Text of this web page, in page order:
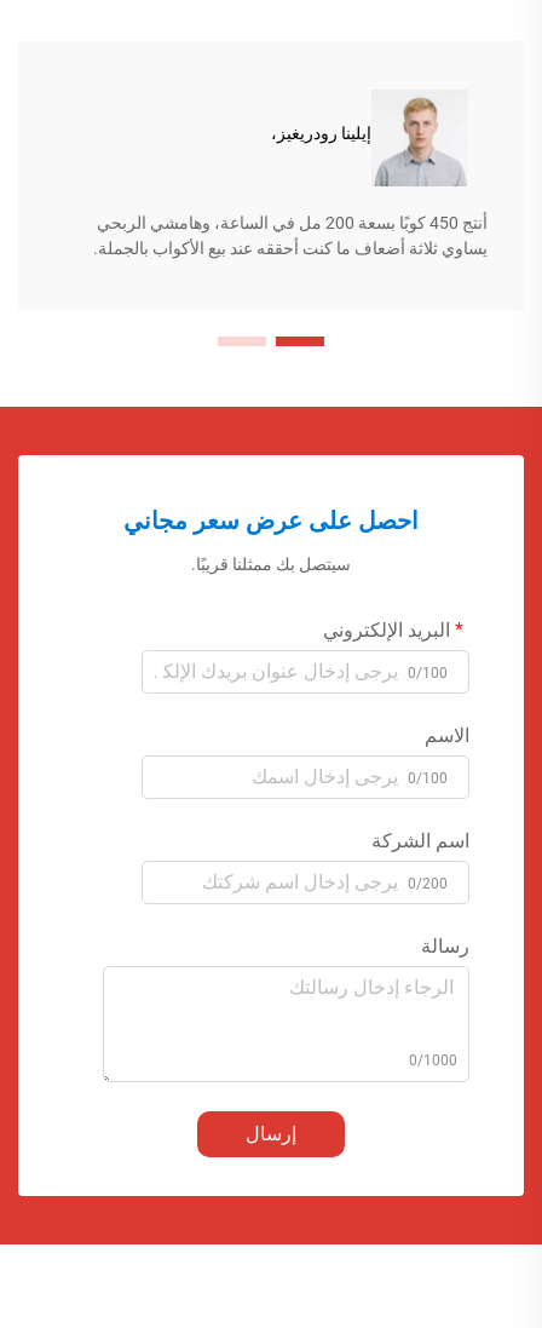
إيلينا رودريغيز،
أنتج 450 كوبًا بسعة 200 مل في الساعة، وهامشي الربحي
يساوي ثلاثة أضعاف ما كنت أحققه عند بيع الأكواب بالجملة.
احصل على عرض سعر مجاني
سيتصل بك ممثلنا قريبًا.
البريد الإلكتروني
0/100
الاسم
0/100
اسم الشركة
0/200
رسالة
0/1000
إرسال